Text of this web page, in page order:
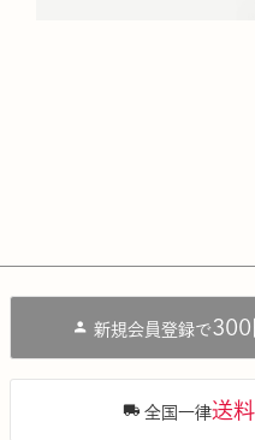
新規会員登録で300
全国一律送